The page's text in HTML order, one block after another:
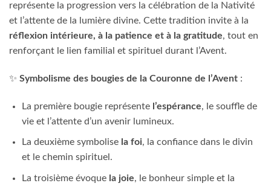
représente la progression vers la célébration de la Nativité
et l’attente de la lumière divine. Cette tradition invite à la
réflexion intérieure, à la patience et à la gratitude, tout en
renforçant le lien familial et spirituel durant l’Avent.
✨ Symbolisme des bougies de la Couronne de l’Avent :
La première bougie représente l’espérance, le souffle de
vie et l’attente d’un avenir lumineux.
La deuxième symbolise la foi, la confiance dans le divin
et le chemin spirituel.
La troisième évoque la joie, le bonheur simple et la